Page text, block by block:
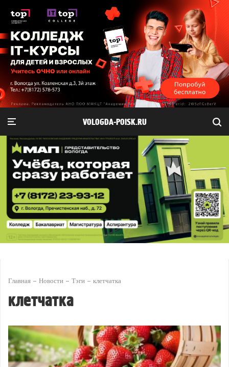
VOLOGDA-POISK.RU
Главная Новости Тэги клетчатка
клетчатка